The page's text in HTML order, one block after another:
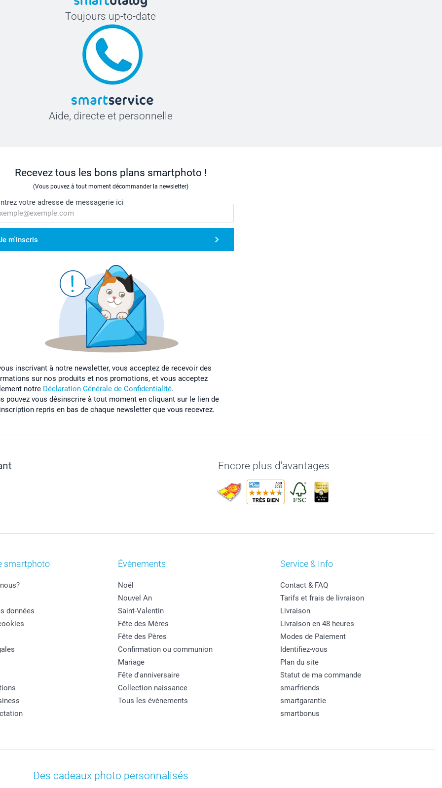
Toujours up-to-date
Aide, directe et personnelle
Recevez tous les bons plans smartphoto !
(Vous pouvez à tout moment décommander la newsletter)
votre adresse de messagerie ici
m'inscris
inscrivant à notre newsletter, vous acceptez de recevoir des
sur nos produits et nos promotions, et vous acceptez
notre Déclaration Générale de Confidentialité.
pouvez vous désinscrire à tout moment en cliquant sur le lien de
repris en bas de chaque newsletter que vous recevrez.
Encore plus d'avantages
smartphoto
données
Évènements
Noël
Nouvel An
Saint-Valentin
Fête des Mères
Fête des Pères
Confirmation ou communion
Mariage
Fête d'anniversaire
Collection naissance
Tous les évènements
Service & Info
Contact & FAQ
Tarifs et frais de livraison
Livraison
Livraison en 48 heures
Modes de Paiement
Identifiez-vous
Plan du site
Statut de ma commande
smarfriends
smartgarantie
smartbonus
Des cadeaux photo personnalisés